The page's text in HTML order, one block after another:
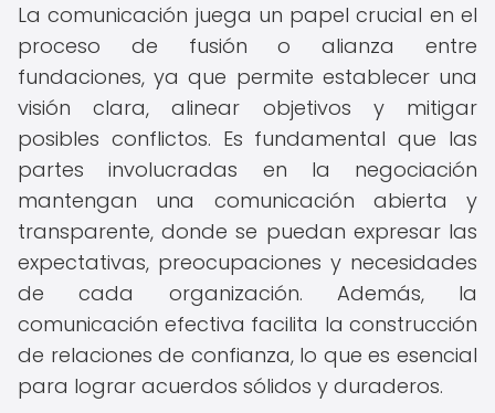
La comunicación juega un papel crucial en el
proceso de fusión o alianza entre
fundaciones, ya que permite establecer una
visión clara, alinear objetivos y mitigar
posibles conflictos. Es fundamental que las
partes involucradas en la negociación
mantengan una comunicación abierta y
transparente, donde se puedan expresar las
expectativas, preocupaciones y necesidades
de cada organización. Además, la
comunicación efectiva facilita la construcción
de relaciones de confianza, lo que es esencial
para lograr acuerdos sólidos y duraderos.